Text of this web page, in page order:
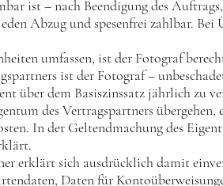
ist – nach Beendigung des
Abzug und spesenfrei zahlbar.
umfassen, ist der Fotograf
ist der Fotograf –
über dem Basiszinssatz jährlich zu
des Vertragspartners
In der Geltendmachung des
erklärt sich ausdrücklich damit
Daten für